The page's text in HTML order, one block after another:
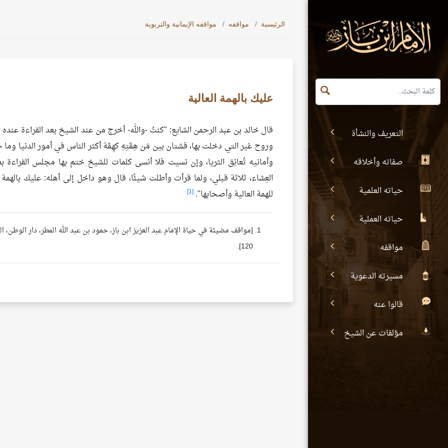
التعريف والنشأة
صفاته وأخلاقه
حياته العلمية
حياته العملية
مواقفه
مسيرته الدعوية
قالوا عنه
مؤلفات عن الشيخ
الرئيسية مواقفه مواقفه الإيمانية والتربوية
عليك بالهمة العالية
قال خالد بن عبد الرحمن الشايع: "كنتُ -والله- أخرج من عند الشيخ بعد القراءة
وروح غير التي دخلت بها، فشتان بين مَن هِمَّتِهِ كهِمَّة أكثر الناس في أمور الدنيا
وأمانيه تُعانِق الثريا، وإن نسيت فلا أنسى كلمات للشيخ ختم بها مجلس القراءة
العِشاء، ثلاثة قبلي، ولما قرأت وأطلت شيئًا، قال وهو داخل إلى أهله: عليك
للهمة العالية وأصحابها". [1]
120].